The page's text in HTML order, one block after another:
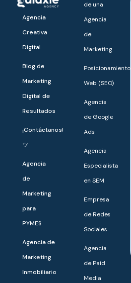
Agencia
Creativa
Digital
Blog de
Marketing
Digital de
Resultados
¡Contáctanos!
ツ
Agencia
de
Marketing
para
PYMES
Agencia de
Marketing
Inmobiliario
de una
Agencia
de
Marketing
Posicionamiento
Web (SEO)
Agencia
de Google
Ads
Agencia
Especialista
en SEM
Empresa
de Redes
Sociales
Agencia
de Paid
Media